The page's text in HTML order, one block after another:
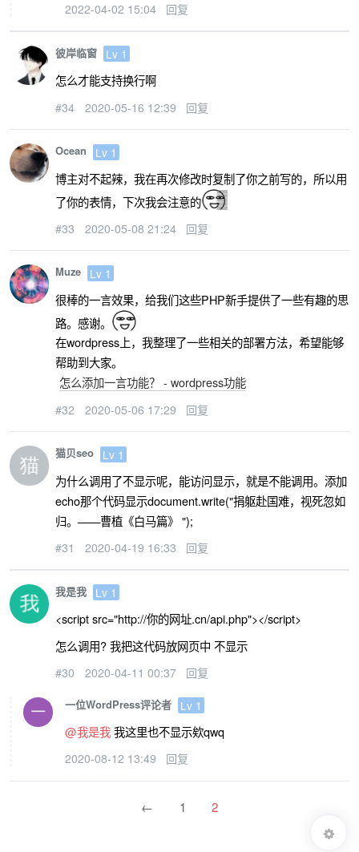
2022-04-02 15:04 回复
彼岸临窗 Lv 1
怎么才能支持换行啊
#34 2020-05-16 12:39 回复
Ocean Lv 1
博主对不起辣，我在再次修改时复制了你之前写的，所以用
了你的表情，下次我会注意的
#33 2020-05-08 21:24 回复
Muze Lv 1
很棒的一言效果，给我们这些PHP新手提供了一些有趣的思
路。感谢。
在wordpress上，我整理了一些相关的部署方法，希望能够
帮助到大家。
怎么添加一言功能？ - wordpress功能
#32 2020-05-06 17:29 回复
猫贝seo Lv 1
为什么调用了不显示呢，能访问显示，就是不能调用。添加
echo那个代码显示document.write("捐躯赴国难，视死忽如
归。——曹植《白马篇》 ");
#31 2020-04-19 16:33 回复
我是我 Lv 1
<script src="http://你的网址.cn/api.php"></script>
怎么调用? 我把这代码放网页中 不显示
#30 2020-04-11 00:37 回复
一位WordPress评论者 Lv 1
@我是我 我这里也不显示欸qwq
2020-08-12 13:49 回复
← 1 2